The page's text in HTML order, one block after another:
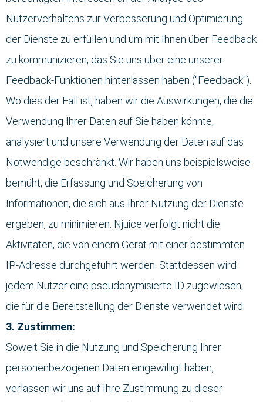
Nutzerverhaltens zur Verbesserung und Optimierung
der Dienste zu erfüllen und um mit Ihnen über Feedback
zu kommunizieren, das Sie uns über eine unserer
Feedback-Funktionen hinterlassen haben ("Feedback").
Wo dies der Fall ist, haben wir die Auswirkungen, die die
Verwendung Ihrer Daten auf Sie haben könnte,
analysiert und unsere Verwendung der Daten auf das
Notwendige beschränkt. Wir haben uns beispielsweise
bemüht, die Erfassung und Speicherung von
Informationen, die sich aus Ihrer Nutzung der Dienste
ergeben, zu minimieren. Njuice verfolgt nicht die
Aktivitäten, die von einem Gerät mit einer bestimmten
IP-Adresse durchgeführt werden. Stattdessen wird
jedem Nutzer eine pseudonymisierte ID zugewiesen,
die für die Bereitstellung der Dienste verwendet wird.
3. Zustimmen:
Soweit Sie in die Nutzung und Speicherung Ihrer
personenbezogenen Daten eingewilligt haben,
verlassen wir uns auf Ihre Zustimmung zu dieser